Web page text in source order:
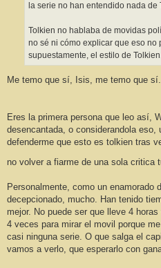
la serie no han entendido nada de
Tolkien no hablaba de movidas
no sé ni cómo explicar que eso
supuestamente, el estilo de
Me temo que sí, Isis, me temo que sí.
Eres la primera persona que leo así,
desencantada, o considerandola
defenderme que esto es tolkien tras
no volver a fiarme de una sola critica
Personalmente, como un enamorado
decepcionado, mucho. Han tenido
mejor. No puede ser que lleve 4
4 veces para mirar el movil porque
casi ninguna serie. O que salga el
vamos a verlo, que esperarlo con